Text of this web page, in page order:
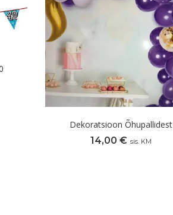
Dekoratsioon Õhupallidest
14,00 € sis. KM